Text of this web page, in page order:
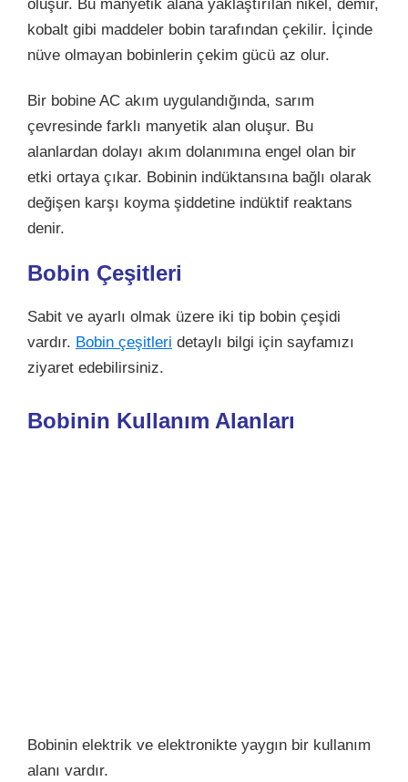
oluşur. Bu manyetik alana yaklaştırılan nikel, demir,
kobalt gibi maddeler bobin tarafından çekilir. İçinde
nüve olmayan bobinlerin çekim gücü az olur.
Bir bobine AC akım uygulandığında, sarım
çevresinde farklı manyetik alan oluşur. Bu
alanlardan dolayı akım dolanımına engel olan bir
etki ortaya çıkar. Bobinin indüktansına bağlı olarak
değişen karşı koyma şiddetine indüktif reaktans
denir.
Bobin Çeşitleri
Sabit ve ayarlı olmak üzere iki tip bobin çeşidi
vardır. Bobin çeşitleri detaylı bilgi için sayfamızı
ziyaret edebilirsiniz.
Bobinin Kullanım Alanları
Bobinin elektrik ve elektronikte yaygın bir kullanım
alanı vardır.